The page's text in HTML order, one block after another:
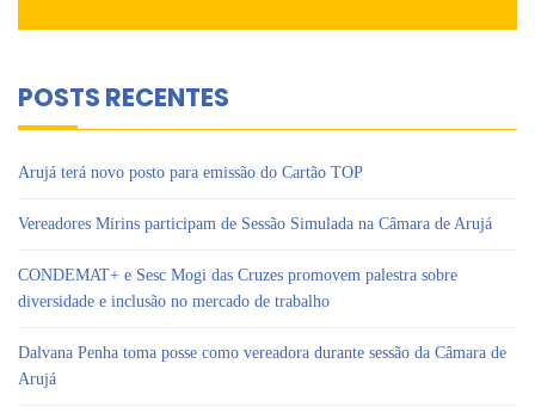
POSTS RECENTES
Arujá terá novo posto para emissão do Cartão TOP
Vereadores Mirins participam de Sessão Simulada na Câmara de Arujá
CONDEMAT+ e Sesc Mogi das Cruzes promovem palestra sobre
diversidade e inclusão no mercado de trabalho
Dalvana Penha toma posse como vereadora durante sessão da Câmara de
Arujá